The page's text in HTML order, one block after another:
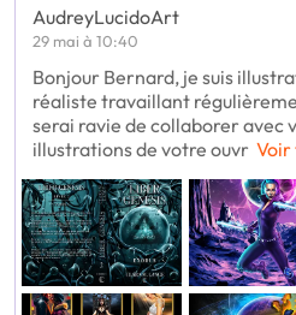
AudreyLucidoArt
29 mai à 10:40
Bonjour Bernard, je suis
réaliste travaillant
serai ravie de collaborer avec
illustrations de votre ouvr Voir